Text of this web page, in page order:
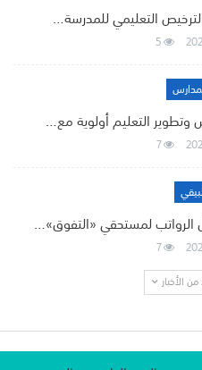
الترخيص التعليمي للمدرسة…
5
وتطوير التعليم أولوية مع…
7
الرواتب لمستحقي «التفوق»…
7
الأخبار